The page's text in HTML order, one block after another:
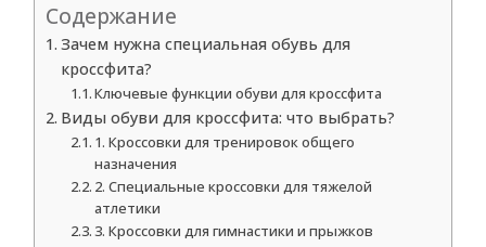
Содержание
Зачем нужна специальная обувь для
кроссфита?
Ключевые функции обуви для кроссфита
Виды обуви для кроссфита: что выбрать?
1. Кроссовки для тренировок общего
назначения
2. Специальные кроссовки для тяжелой
атлетики
3. Кроссовки для гимнастики и прыжков